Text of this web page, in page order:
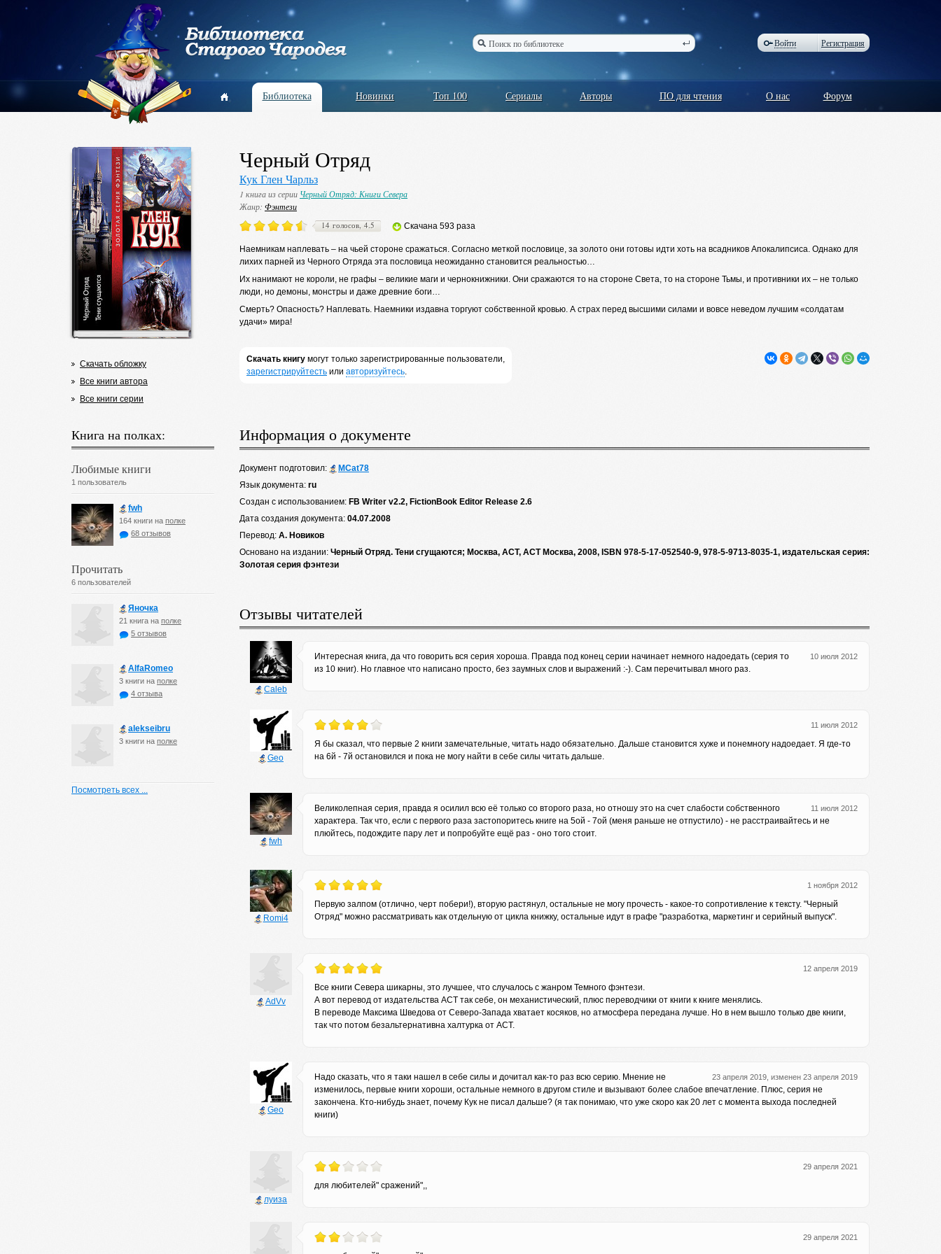
Войти Регистрация
Библиотека Новинки Топ 100 Сериалы Авторы ПО для чтения О нас Форум
Скачать обложку
Все книги автора
Все книги серии
Книга на полках:
Любимые книги
1 пользователь
fwh
164 книги на полке
68 отзывов
Прочитать
6 пользователей
Яночка
21 книга на полке
5 отзывов
AlfaRomeo
3 книги на полке
4 отзыва
alekseibru
3 книги на полке
Посмотреть всех ...
Черный Отряд
Кук Глен Чарльз
1 книга из серии Черный Отряд: Книги Севера
Жанр: Фэнтези
14 голосов, 4.5 Скачана 593 раза
Наемникам наплевать – на чьей стороне сражаться. Согласно меткой пословице, за золото они готовы идти хоть на всадников Апокалипсиса. Однако для
лихих парней из Черного Отряда эта пословица неожиданно становится реальностью…
Их нанимают не короли, не графы – великие маги и чернокнижники. Они сражаются то на стороне Света, то на стороне Тьмы, и противники их – не только
люди, но демоны, монстры и даже древние боги…
Смерть? Опасность? Наплевать. Наемники издавна торгуют собственной кровью. А страх перед высшими силами и вовсе неведом лучшим «солдатам
удачи» мира!
Скачать книгу могут только зарегистрированные пользователи,
зарегистрируйтесть или авторизуйтесь.
Информация о документе
Документ подготовил:
MCat78
Язык документа: ru
Создан с использованием: FB Writer v2.2, FictionBook Editor Release 2.6
Дата создания документа: 04.07.2008
Перевод: А. Новиков
Основано на издании: Черный Отряд. Тени сгущаются; Москва, АСТ, АСТ Москва, 2008, ISBN 978-5-17-052540-9, 978-5-9713-8035-1, издательская серия:
Золотая серия фэнтези
Отзывы читателей
Caleb
10 июля 2012
Интересная книга, да что говорить вся серия хороша. Правда под конец серии начинает немного надоедать (серия то
из 10 книг). Но главное что написано просто, без заумных слов и выражений :-). Сам перечитывал много раз.
Geo
11 июля 2012
Я бы сказал, что первые 2 книги замечательные, читать надо обязательно. Дальше становится хуже и понемногу надоедает. Я где-то
на 6й - 7й остановился и пока не могу найти в себе силы читать дальше.
fwh
11 июля 2012
Великолепная серия, правда я осилил всю её только со второго раза, но отношу это на счет слабости собственного
характера. Так что, если с первого раза застопоритесь книге на 5ой - 7ой (меня раньше не отпустило) - не расстраивайтесь и не
плюйтесь, подождите пару лет и попробуйте ещё раз - оно того стоит.
Romi4
1 ноября 2012
Первую залпом (отлично, черт побери!), вторую растянул, остальные не могу прочесть - какое-то сопротивление к тексту. "Черный
Отряд" можно рассматривать как отдельную от цикла книжку, остальные идут в графе "разработка, маркетинг и серийный выпуск".
AdVv
12 апреля 2019
Все книги Севера шикарны, это лучшее, что случалось с жанром Темного фэнтези.
А вот перевод от издательства АСТ так себе, он механистический, плюс переводчики от книги к книге менялись.
В переводе Максима Шведова от Северо-Запада хватает косяков, но атмосфера передана лучше. Но в нем вышло только две книги,
так что потом безальтернативна халтурка от АСТ.
Geo
23 апреля 2019, изменен 23 апреля 2019
Надо сказать, что я таки нашел в себе силы и дочитал как-то раз всю серию. Мнение не
изменилось, первые книги хороши, остальные немного в другом стиле и вызывают более слабое впечатление. Плюс, серия не
закончена. Кто-нибудь знает, почему Кук не писал дальше? (я так понимаю, что уже скоро как 20 лет с момента выхода последней
книги)
луиза
29 апреля 2021
для любителей" сражений",,
29 апреля 2021